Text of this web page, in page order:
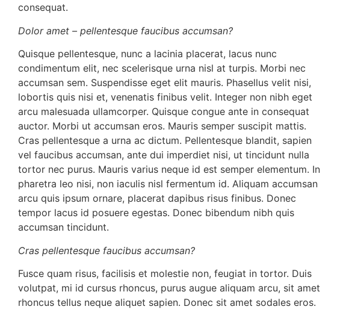
consequat.
Dolor amet – pellentesque faucibus accumsan?
Quisque pellentesque, nunc a lacinia placerat, lacus nunc
condimentum elit, nec scelerisque urna nisl at turpis. Morbi nec
accumsan sem. Suspendisse eget elit mauris. Phasellus velit nisi,
lobortis quis nisi et, venenatis finibus velit. Integer non nibh eget
arcu malesuada ullamcorper. Quisque congue ante in consequat
auctor. Morbi ut accumsan eros. Mauris semper suscipit mattis.
Cras pellentesque a urna ac dictum. Pellentesque blandit, sapien
vel faucibus accumsan, ante dui imperdiet nisi, ut tincidunt nulla
tortor nec purus. Mauris varius neque id est semper elementum. In
pharetra leo nisi, non iaculis nisl fermentum id. Aliquam accumsan
arcu quis ipsum ornare, placerat dapibus risus finibus. Donec
tempor lacus id posuere egestas. Donec bibendum nibh quis
accumsan tincidunt.
Cras pellentesque faucibus accumsan?
Fusce quam risus, facilisis et molestie non, feugiat in tortor. Duis
volutpat, mi id cursus rhoncus, purus augue aliquam arcu, sit amet
rhoncus tellus neque aliquet sapien. Donec sit amet sodales eros.